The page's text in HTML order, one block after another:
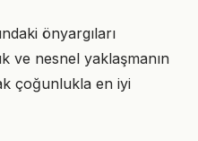
önyargıları
ve nesnel yaklaşmanın
çoğunlukla en iyi